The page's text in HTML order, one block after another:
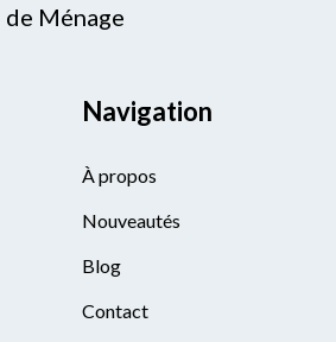
de Ménage
Navigation
À propos
Nouveautés
Blog
Contact